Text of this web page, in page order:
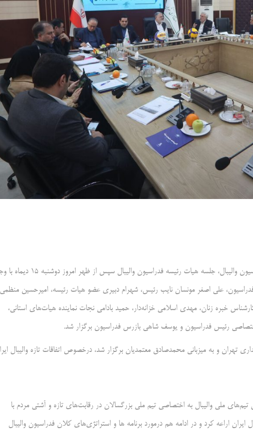
به گزارش خبرگزاری مهر به نقل از به دپارتمان ارتباطات فدراسیون والیبال، جلسه هیات رئیسه فدراسیون والیبال سپس از
علی اصغر مونسان نایب رئیس، شهرام دبیری عضو هیات رئیسه، امیرحسین منظمی
خبره زنان، مهدی اسلامی خزانه‌دار، حمید بادامی نجات نماینده هیات‌های استانی،
رئیس فدراسیون و یوسف شاهی بازرس فدراسیون برگزار شد.
همه اعضا در استانداری تهران و به میزبانی محمدصادق معتمدیان برگزار شد، درخصوص اتفاقات تازه والیبال
ملی والیبال به اختصاصی تیم ملی بزرگسالان در رقابت‌های تازه و آشتی مردم با
ایران اراعه کرد و در ادامه هم درمورد برنامه ها و استراتژی‌های کلان فدراسیون والیبال